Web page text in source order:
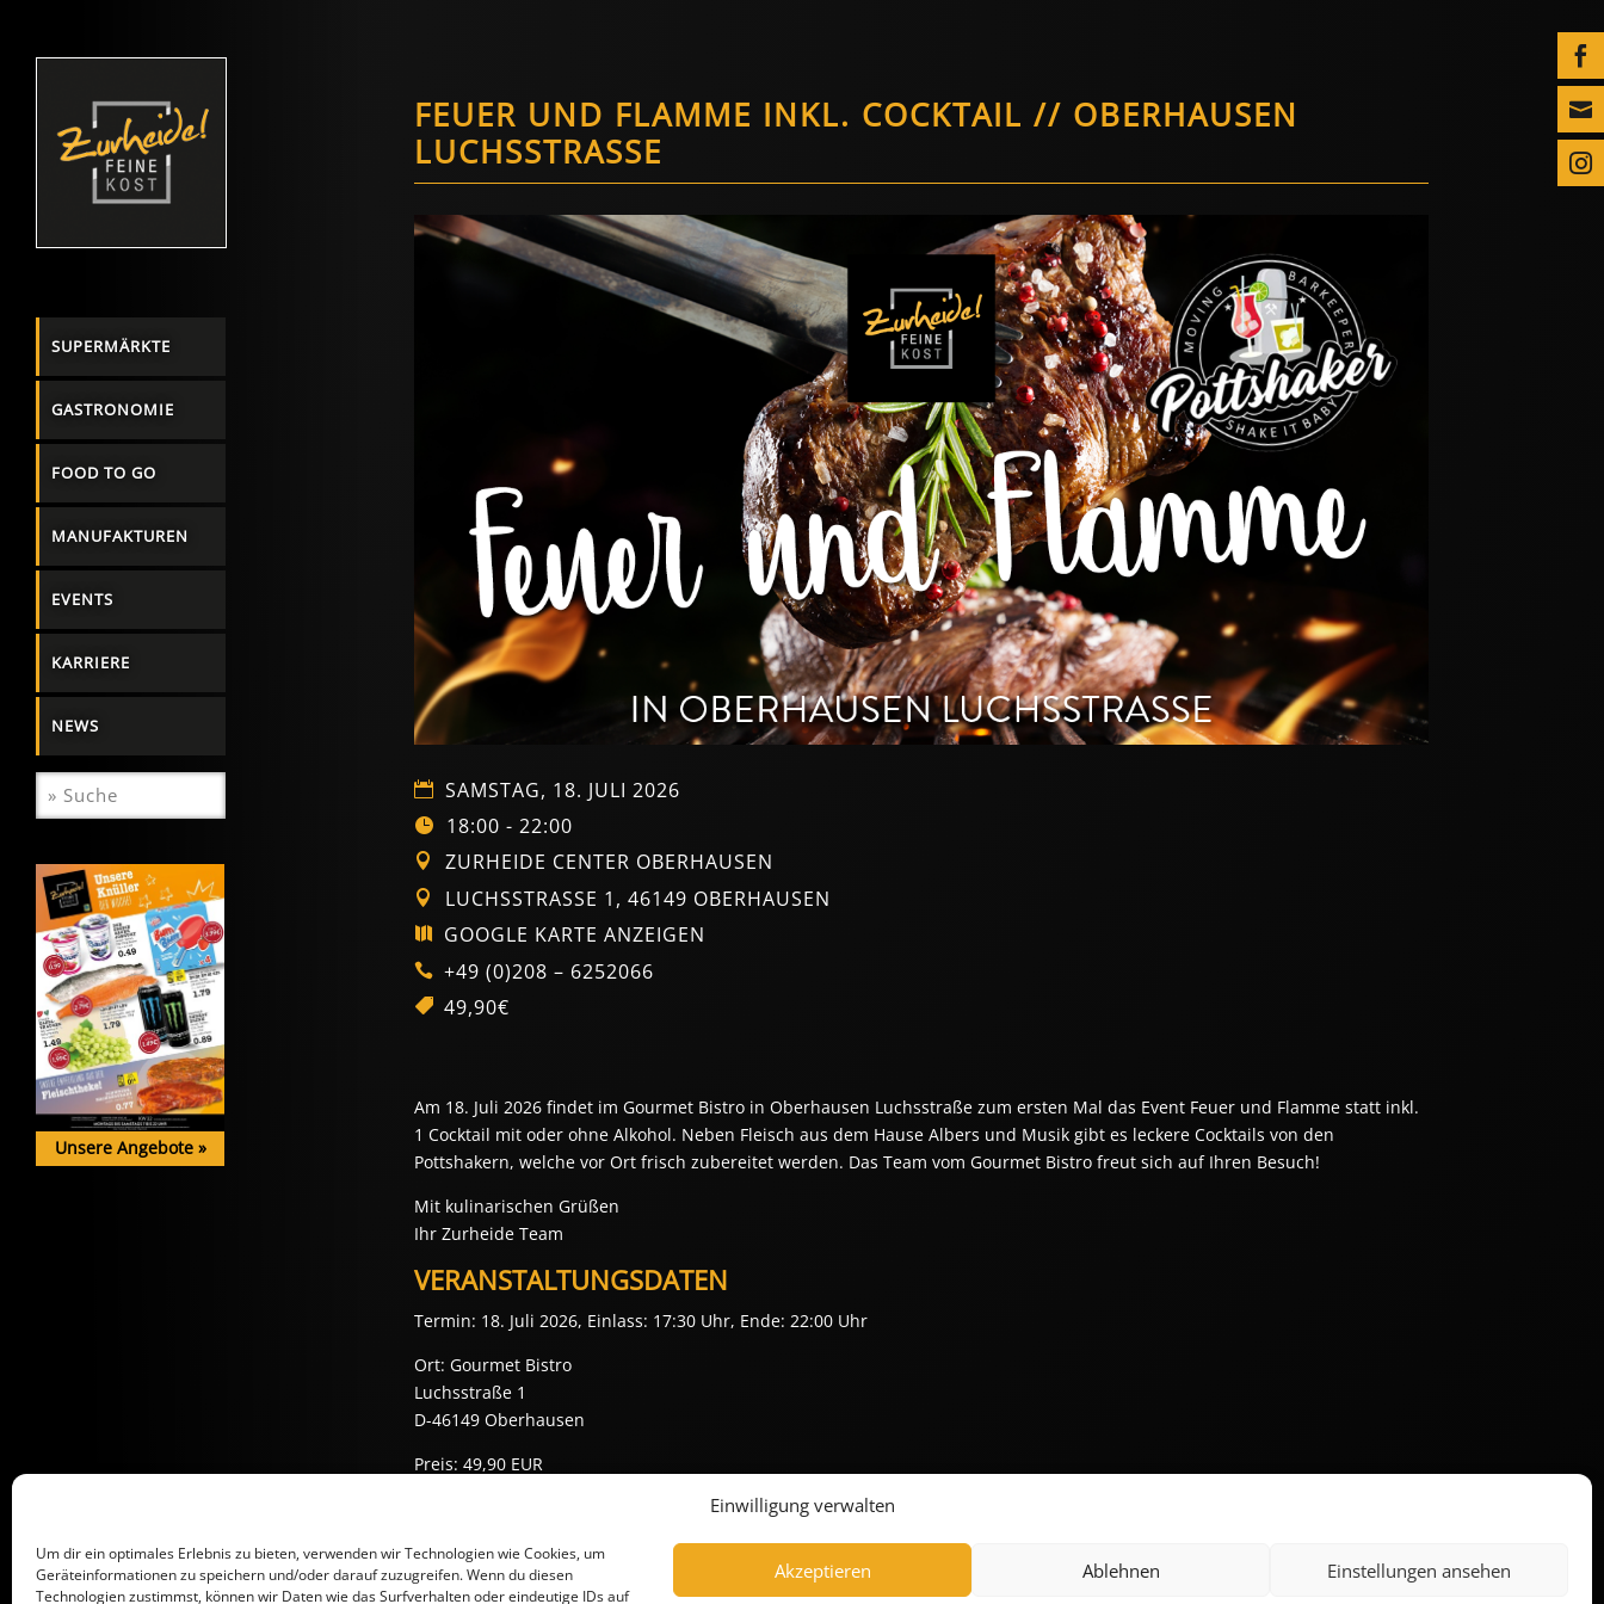
Einwilligung verwalten
Um dir ein optimales Erlebnis zu bieten, verwenden wir Technologien wie Cookies, um
Geräteinformationen zu speichern und/oder darauf zuzugreifen. Wenn du diesen
Technologien zustimmst, können wir Daten wie das Surfverhalten oder eindeutige IDs auf
Akzeptieren Ablehnen Einstellungen ansehen



SUPERMÄRKTE
GASTRONOMIE
FOOD TO GO
MANUFAKTUREN
EVENTS
KARRIERE
NEWS
Unsere Angebote »
FEUER UND FLAMME INKL. COCKTAIL // OBERHAUSEN
LUCHSSTRASSE
SAMSTAG, 18. JULI 2026
18:00 - 22:00
ZURHEIDE CENTER OBERHAUSEN
LUCHSSTRASSE 1, 46149 OBERHAUSEN
GOOGLE KARTE ANZEIGEN
+49 (0)208 – 6252066
49,90€
Am 18. Juli 2026 findet im Gourmet Bistro in Oberhausen Luchsstraße zum ersten Mal das Event Feuer und Flamme statt inkl.
1 Cocktail mit oder ohne Alkohol. Neben Fleisch aus dem Hause Albers und Musik gibt es leckere Cocktails von den
Pottshakern, welche vor Ort frisch zubereitet werden. Das Team vom Gourmet Bistro freut sich auf Ihren Besuch!
Mit kulinarischen Grüßen
Ihr Zurheide Team
VERANSTALTUNGSDATEN
Termin: 18. Juli 2026, Einlass: 17:30 Uhr, Ende: 22:00 Uhr
Ort: Gourmet Bistro
Luchsstraße 1
D-46149 Oberhausen
Preis: 49,90 EUR
Reservierungen: Da die Plätze im Gourmet Bistro begrenzt sind, empfehlen wir Ihnen, sich rechtzeitig einen Platz zu sichern.